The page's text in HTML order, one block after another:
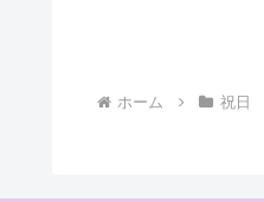
ホーム 祝日